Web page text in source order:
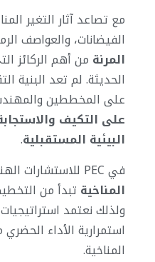
مع تصاعد آثار التغير
الفيضانات، والعواصف
المرنة من أهم الركائز
الحديثة. لم تعد البنية
على المخططين
على التكيف
البيئية المستقبلية.
في PEC للاستشارات الهندسية، نؤمن بأن
المناخية تبدأ من
ولذلك نعتمد
استمرارية الأداء
المناخية.